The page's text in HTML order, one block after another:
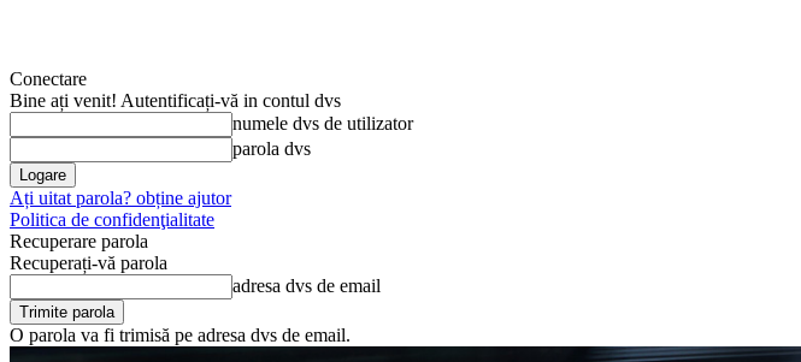
Conectare
Bine ați venit! Autentificați-vă in contul dvs
numele dvs de utilizator
parola dvs
Ați uitat parola? obține ajutor
Politica de confidenţialitate
Recuperare parola
Recuperați-vă parola
adresa dvs de email
O parola va fi trimisă pe adresa dvs de email.